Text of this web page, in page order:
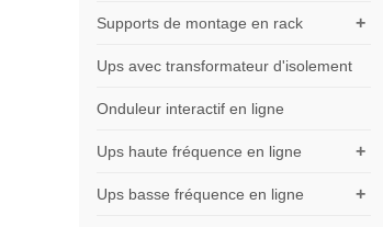
+
Supports de montage en rack
Ups avec transformateur d'isolement
Onduleur interactif en ligne
+
Ups haute fréquence en ligne
+
Ups basse fréquence en ligne